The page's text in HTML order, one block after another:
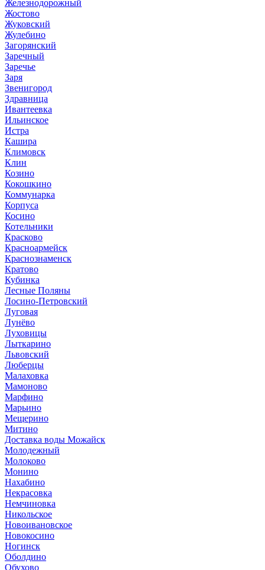
Железнодорожный
Жостово
Жуковский
Жулебино
Загорянский
Заречный
Заречье
Заря
Звенигород
Здравница
Ивантеевка
Ильинское
Истра
Кашира
Климовск
Клин
Козино
Кокошкино
Коммунарка
Корпуса
Косино
Котельники
Красково
Красноармейск
Краснознаменск
Кратово
Кубинка
Лесные Поляны
Лосино-Петровский
Луговая
Лунёво
Луховицы
Лыткарино
Львовский
Люберцы
Малаховка
Мамоново
Марфино
Марьино
Мещерино
Митино
Доставка воды Можайск
Молодежный
Молоково
Монино
Нахабино
Некрасовка
Немчиновка
Никольское
Новоивановское
Новокосино
Ногинск
Оболдино
Обухово